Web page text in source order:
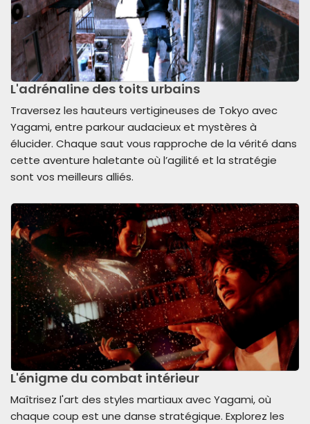
L'adrénaline des toits urbains
Traversez les hauteurs vertigineuses de Tokyo avec
Yagami, entre parkour audacieux et mystères à
élucider. Chaque saut vous rapproche de la vérité dans
cette aventure haletante où l’agilité et la stratégie
sont vos meilleurs alliés.
L'énigme du combat intérieur
Maîtrisez l'art des styles martiaux avec Yagami, où
chaque coup est une danse stratégique. Explorez les